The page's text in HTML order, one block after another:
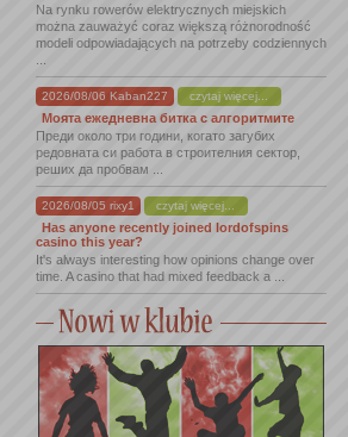
Na rynku rowerów elektrycznych miejskich
można zauważyć coraz większą różnorodność
modeli odpowiadających na potrzeby codziennych
2026/08/06 Kaban227 czytaj więcej...
Моята ежедневна битка с алгоритмите
Преди около три години, когато загубих
редовната си работа в строителния сектор,
реших да пробвам ...
2026/08/05 rixy1 czytaj więcej...
Has anyone recently joined lordofspins
casino this year?
It's always interesting how opinions change over
time. A casino that had mixed feedback a ...